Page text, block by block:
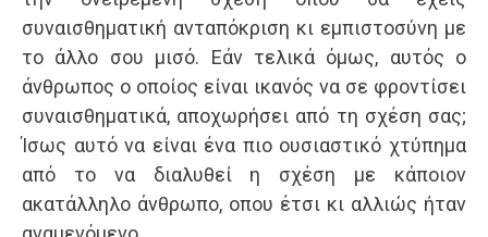
συναισθηματική ανταπόκριση κι εμπιστοσύνη με
το άλλο σου μισό. Εάν τελικά όμως, αυτός ο
άνθρωπος ο οποίος είναι ικανός να σε φροντίσει
συναισθηματικά, αποχωρήσει από τη σχέση σας;
Ίσως αυτό να είναι ένα πιο ουσιαστικό χτύπημα
από το να διαλυθεί η σχέση με κάποιον
ακατάλληλο άνθρωπο, οπου έτσι κι αλλιώς ήταν